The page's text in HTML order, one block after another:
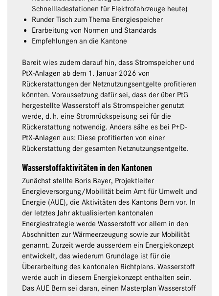
Schnellladestationen für Elektrofahrzeuge heute)
Runder Tisch zum Thema Energiespeicher
Erarbeitung von Normen und Standards
Empfehlungen an die Kantone
Bareit wies zudem darauf hin, dass Stromspeicher und
PtX-Anlagen ab dem 1. Januar 2026 von
Rückerstattungen der Netznutzungsentgelte profitieren
könnten. Voraussetzung dafür sei, dass der über PtG
hergestellte Wasserstoff als Stromspeicher genutzt
werde, d. h. eine Stromrückspeisung sei für die
Rückerstattung notwendig. Anders sähe es bei P+D-
PtX-Anlagen aus: Diese profitierten von einer
Rückerstattung der gesamten Netznutzungsentgelte.
Wasserstoffaktivitäten in den Kantonen
Zunächst stellte Boris Bayer, Projektleiter
Energieversorgung/Mobilität beim Amt für Umwelt und
Energie (AUE), die Aktivitäten des Kantons Bern vor. In
der letztes Jahr aktualisierten kantonalen
Energiestrategie werde Wasserstoff vor allem in den
Abschnitten zur Wärmeerzeugung sowie zur Mobilität
genannt. Zurzeit werde ausserdem ein Energiekonzept
entwickelt, das wiederum Grundlage ist für die
Überarbeitung des kantonalen Richtplans. Wasserstoff
werde auch in diesem Energiekonzept enthalten sein.
Das AUE Bern sei daran, einen Masterplan Wasserstoff